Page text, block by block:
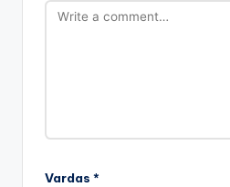
Vardas *